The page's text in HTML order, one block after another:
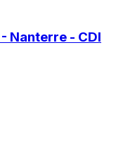
Nanterre - CDI